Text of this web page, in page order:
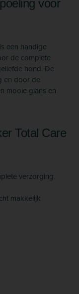
voor
een handige
de complete
hond. De
en door de
mooie glans en
Total Care
verzorging.
makkelijk